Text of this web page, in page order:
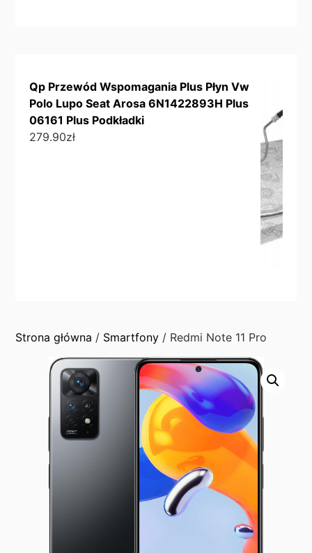
Qp Przewód Wspomagania Plus Płyn Vw
Polo Lupo Seat Arosa 6N1422893H Plus
06161 Plus Podkładki
279.90zł
Strona główna / Smartfony / Redmi Note 11 Pro